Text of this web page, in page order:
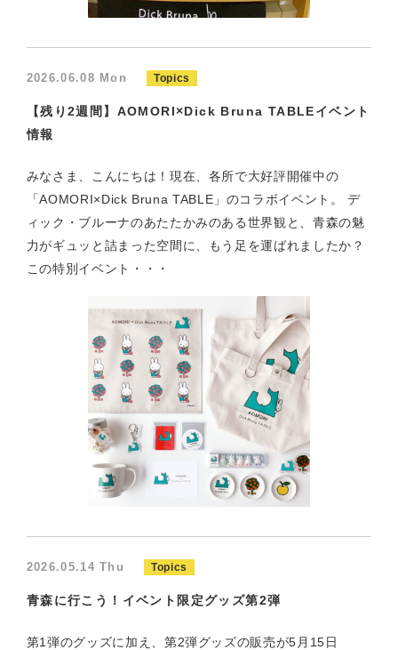
2026.06.08 Mon Topics
【残り2週間】AOMORI×Dick Bruna TABLEイベント
情報
みなさま、こんにちは！現在、各所で大好評開催中の
「AOMORI×Dick Bruna TABLE」のコラボイベント。 デ
ィック・ブルーナのあたたかみのある世界観と、青森の魅
力がギュッと詰まった空間に、もう足を運ばれましたか？
この特別イベント・・・
2026.05.14 Thu Topics
青森に行こう！イベント限定グッズ第2弾
第1弾のグッズに加え、第2弾グッズの販売が5月15日